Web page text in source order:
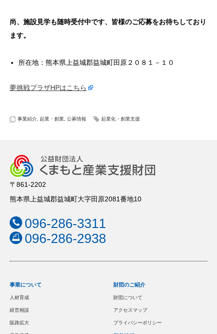
尚、施設見学も随時受付中です、皆様のご応募をお待ちしており
ます。
所在地：熊本県上益城郡益城町田原２０８１－１０
夢挑戦プラザHPはこちら
事業紹介 起業・創業 公募情報 起業化・創業支援
〒861-2202
熊本県上益城郡益城町大字田原2081番地10
096-286-3311
096-286-2938
事業について
人材育成
経営相談
販路拡大
財団のご紹介
財団について
アクセスマップ
プライバシーポリシー